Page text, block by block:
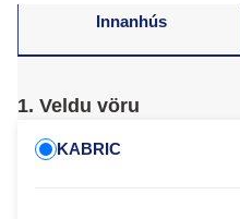
Innanhús
1. Veldu vöru
KABRIC